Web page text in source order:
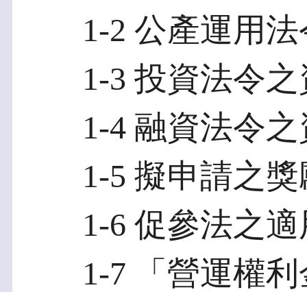
1-2 公產運用法
1-3 投資法令之
1-4 融資法令之
1-5 擬申請之獎
1-6 促參法之適
1-7 「營運權利